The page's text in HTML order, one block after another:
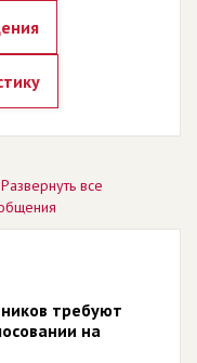
Развернуть все
требуют
на